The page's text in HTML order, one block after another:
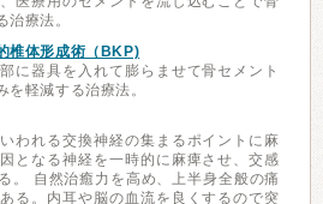
治療法。
椎体形成術（BKP)
に器具を入れて膨らませて骨セメント
を軽減する治療法。
われる交換神経の集まるポイントに麻
となる神経を一時的に麻痺させ、交感
。 自然治癒力を高め、上半身全般の痛
る。内耳や脳の血流を良くするので突